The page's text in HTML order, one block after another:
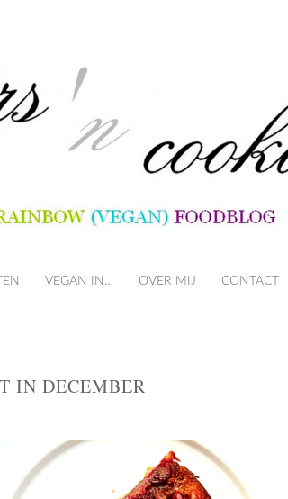
SKIP TO CONTENT
VEGAN IN… OVER MIJ CONTACT
IN DECEMBER